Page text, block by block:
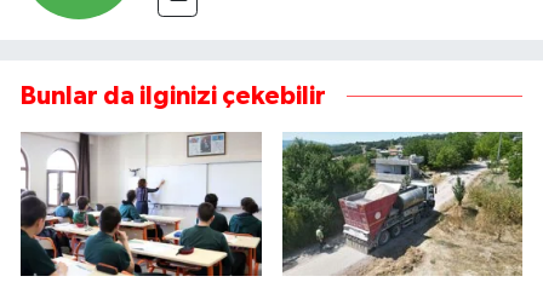
Bunlar da ilginizi çekebilir